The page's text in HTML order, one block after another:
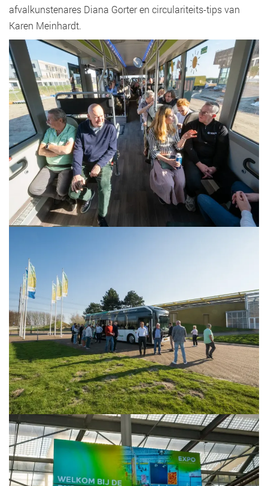
afvalkunstenares Diana Gorter en circulariteits-tips van
Karen Meinhardt.